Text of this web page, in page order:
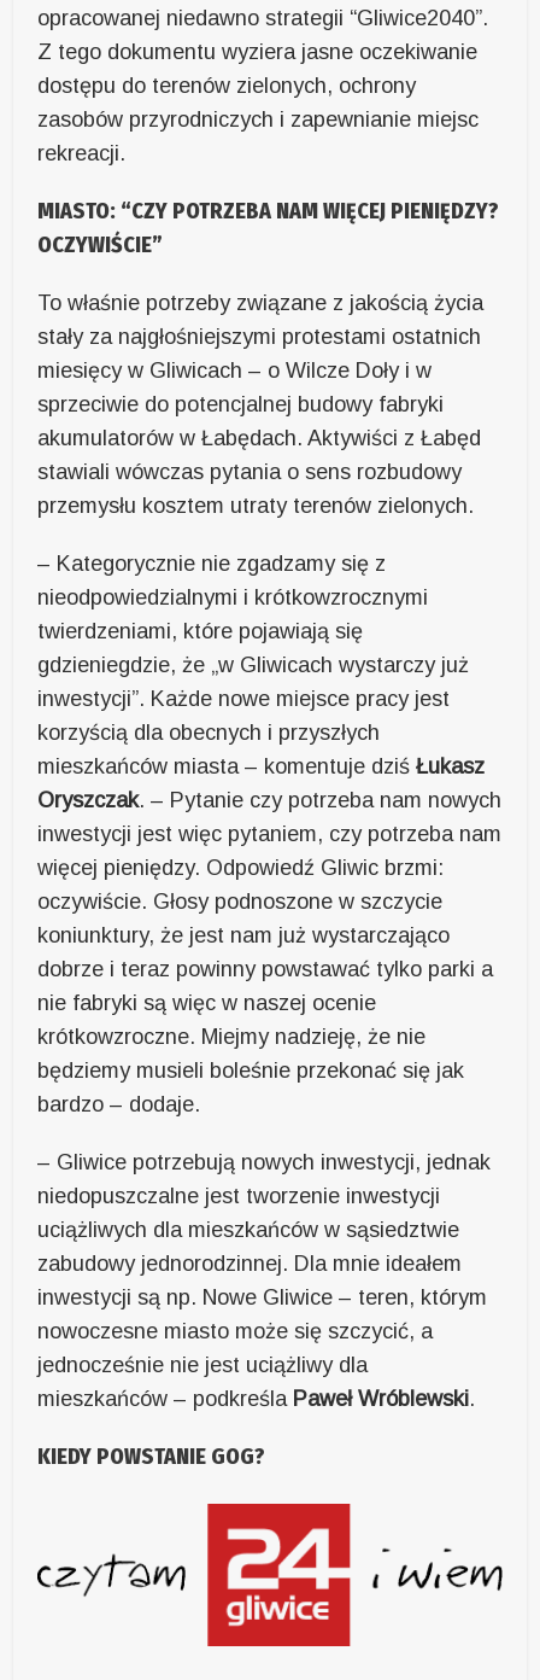
opracowanej niedawno strategii “Gliwice2040”.
Z tego dokumentu wyziera jasne oczekiwanie
dostępu do terenów zielonych, ochrony
zasobów przyrodniczych i zapewnianie miejsc
rekreacji.
MIASTO: “CZY POTRZEBA NAM WIĘCEJ PIENIĘDZY?
OCZYWIŚCIE”
To właśnie potrzeby związane z jakością życia
stały za najgłośniejszymi protestami ostatnich
miesięcy w Gliwicach – o Wilcze Doły i w
sprzeciwie do potencjalnej budowy fabryki
akumulatorów w Łabędach. Aktywiści z Łabęd
stawiali wówczas pytania o sens rozbudowy
przemysłu kosztem utraty terenów zielonych.
– Kategorycznie nie zgadzamy się z
nieodpowiedzialnymi i krótkowzrocznymi
twierdzeniami, które pojawiają się
gdzieniegdzie, że „w Gliwicach wystarczy już
inwestycji”. Każde nowe miejsce pracy jest
korzyścią dla obecnych i przyszłych
mieszkańców miasta – komentuje dziśŁukasz
Oryszczak. – Pytanie czy potrzeba nam nowych
inwestycji jest więc pytaniem, czy potrzeba nam
więcej pieniędzy. Odpowiedź Gliwic brzmi:
oczywiście. Głosy podnoszone w szczycie
koniunktury, że jest nam już wystarczająco
dobrze i teraz powinny powstawać tylko parki a
nie fabryki są więc w naszej ocenie
krótkowzroczne. Miejmy nadzieję, że nie
będziemy musieli boleśnie przekonać się jak
bardzo – dodaje.
– Gliwice potrzebują nowych inwestycji, jednak
niedopuszczalne jest tworzenie inwestycji
uciążliwych dla mieszkańców w sąsiedztwie
zabudowy jednorodzinnej. Dla mnie ideałem
inwestycji są np. Nowe Gliwice – teren, którym
nowoczesne miasto może się szczycić, a
jednocześnie nie jest uciążliwy dla
mieszkańców – podkreśla Paweł Wróblewski.
KIEDY POWSTANIE GOG?